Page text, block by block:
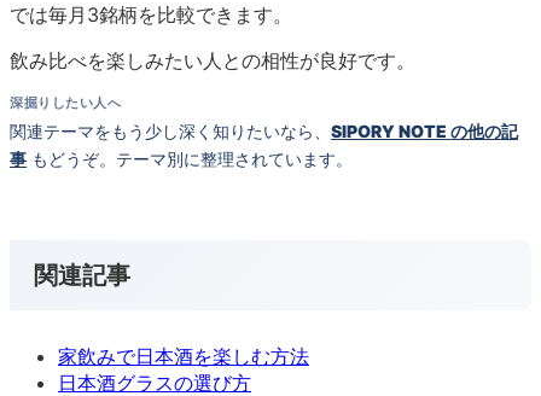
では毎月3銘柄を比較できます。
飲み比べを楽しみたい人との相性が良好です。
深掘りしたい人へ
関連テーマをもう少し深く知りたいなら、 SIPORY NOTE の他の記
事 もどうぞ。テーマ別に整理されています。
関連記事
家飲みで日本酒を楽しむ方法
日本酒グラスの選び方